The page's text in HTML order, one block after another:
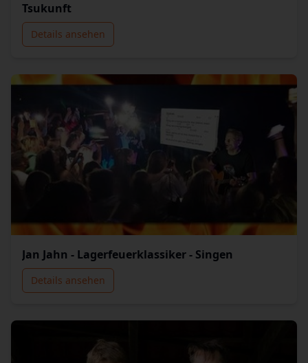
Tsukunft
Details ansehen
Jan Jahn - Lagerfeuerklassiker - Singen
Details ansehen